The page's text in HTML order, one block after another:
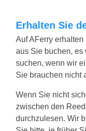
Erhalten Sie
Auf AFerry
aus Sie buchen, es
suchen, wenn wir
Sie brauchen nicht
Wenn Sie nicht
zwischen den
durchzulesen. Wir